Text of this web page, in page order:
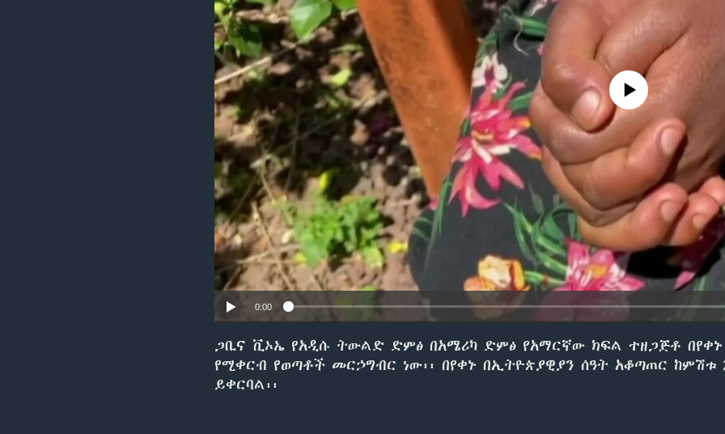
No media source currently
0:00
ጋቢና ቪኦኤ የአዲሱ ትውልድ ድምፅ በአሜሪካ ድምፅ የአማርኛው ክፍል ተዘጋጅቶ በየቀኑ
የሚቀርብ የወጣቶች መርኃግብር ነው፡፡ በየቀኑ በኢትዮጵያዊያን ሰዓት አቆጣጠር ከምሽቱ
ይቀርባል፡፡